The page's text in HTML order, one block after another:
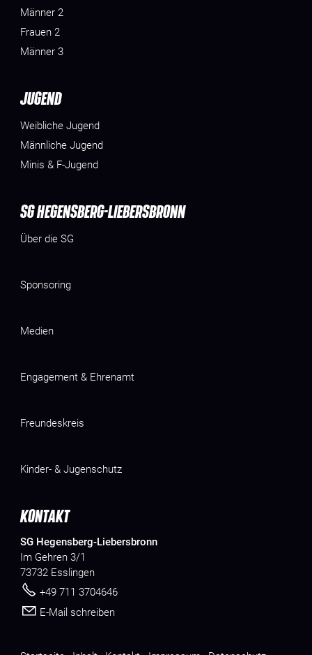
Männer 2
Frauen 2
Männer 3
JUGEND
Weibliche Jugend
Männliche Jugend
Minis & F-Jugend
SG HEGENSBERG-LIEBERSBRONN
Über die SG
Sponsoring
Medien
Engagement & Ehrenamt
Freundeskreis
Kinder- & Jugenschutz
KONTAKT
SG Hegensberg-Liebersbronn
Im Gehren 3/1
73732 Esslingen
+49 711 3704646
E-Mail schreiben